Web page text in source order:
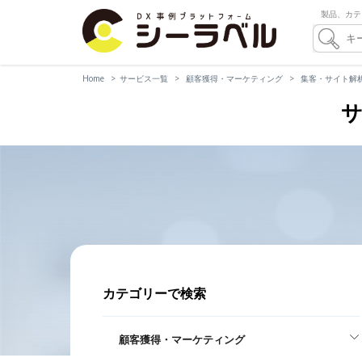
製品、カ
Home サービス一覧 顧客獲得・マーケティング 集客・サイト解
カテゴリーで検索
顧客獲得・マーケティング